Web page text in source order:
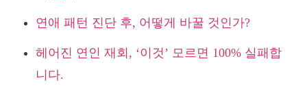
연애 패턴 진단 후, 어떻게 바꿀 것인가?
헤어진 연인 재회, ‘이것’ 모르면 100% 실패합
니다.